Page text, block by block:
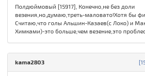
Полдюймовый [15917], Конечно,не без доли
везения,но,думаю,треть-маловато!Хотя бы
Считаю,что голы Альшин-Казаев(с Локо) и
Химками)-это больше,чем везение,это
kama2803